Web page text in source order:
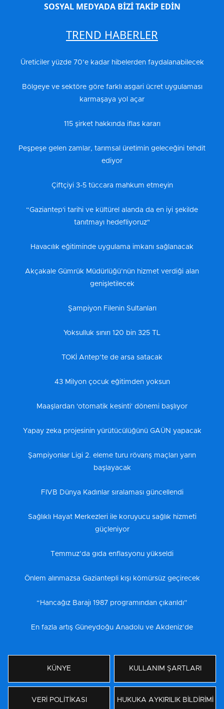
SOSYAL MEDYADA BİZİ TAKİP EDİN
TREND HABERLER
Üreticiler yüzde 70’e kadar hibelerden faydalanabilecek
Bölgeye ve sektöre göre farklı asgari ücret uygulaması
karmaşaya yol açar
115 şirket hakkında iflas kararı
Peşpeşe gelen zamlar, tarımsal üretimin geleceğini tehdit
ediyor
Çiftçiyi 3-5 tüccara mahkum etmeyin
“Gaziantep'i tarihi ve kültürel alanda da en iyi şekilde
tanıtmayı hedefliyoruz"
Havacılık eğitiminde uygulama imkanı sağlanacak
Akçakale Gümrük Müdürlüğü’nün hizmet verdiği alan
genişletilecek
Şampiyon Filenin Sultanları
Yoksulluk sınırı 120 bin 325 TL
TOKİ Antep’te de arsa satacak
43 Milyon çocuk eğitimden yoksun
Maaşlardan 'otomatik kesinti' dönemi başlıyor
Yapay zeka projesinin yürütücülüğünü GAÜN yapacak
Şampiyonlar Ligi 2. eleme turu rövanş maçları yarın
başlayacak
FIVB Dünya Kadınlar sıralaması güncellendi
Sağlıklı Hayat Merkezleri ile koruyucu sağlık hizmeti
güçleniyor
Temmuz’da gıda enflasyonu yükseldi
Önlem alınmazsa Gaziantepli kışı kömürsüz geçirecek
“Hancağız Barajı 1987 programından çıkarıldı”
En fazla artış Güneydoğu Anadolu ve Akdeniz’de
KÜNYE KULLANIM ŞARTLARI
VERİ POLİTİKASI HUKUKA AYKIRILIK BİLDİRİMİ